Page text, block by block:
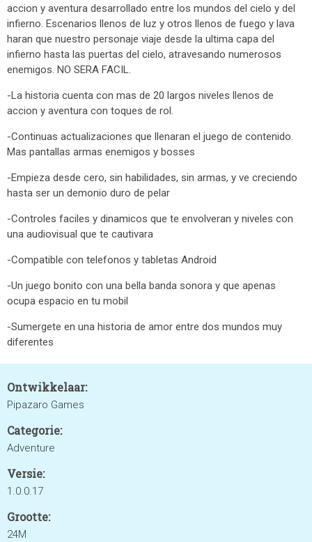
accion y aventura desarrollado entre los mundos del cielo y del
infierno. Escenarios llenos de luz y otros llenos de fuego y lava
haran que nuestro personaje viaje desde la ultima capa del
infierno hasta las puertas del cielo, atravesando numerosos
enemigos. NO SERA FACIL.
-La historia cuenta con mas de 20 largos niveles llenos de
accion y aventura con toques de rol.
-Continuas actualizaciones que llenaran el juego de contenido.
Mas pantallas armas enemigos y bosses
-Empieza desde cero, sin habilidades, sin armas, y ve creciendo
hasta ser un demonio duro de pelar
-Controles faciles y dinamicos que te envolveran y niveles con
una audiovisual que te cautivara
-Compatible con telefonos y tabletas Android
-Un juego bonito con una bella banda sonora y que apenas
ocupa espacio en tu mobil
-Sumergete en una historia de amor entre dos mundos muy
diferentes
Ontwikkelaar:
Pipazaro Games
Categorie:
Adventure
Versie:
1.0.0.17
Grootte:
24M